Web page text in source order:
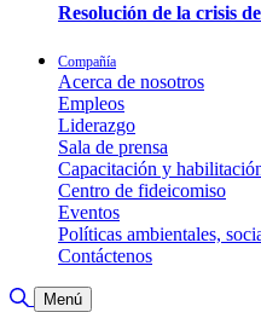
Resolución de la crisis
Compañía
Acerca de nosotros
Empleos
Liderazgo
Sala de prensa
Capacitación y
Centro de fideicomiso
Eventos
Políticas ambientales,
Contáctenos
Alternar búsqueda
Menú